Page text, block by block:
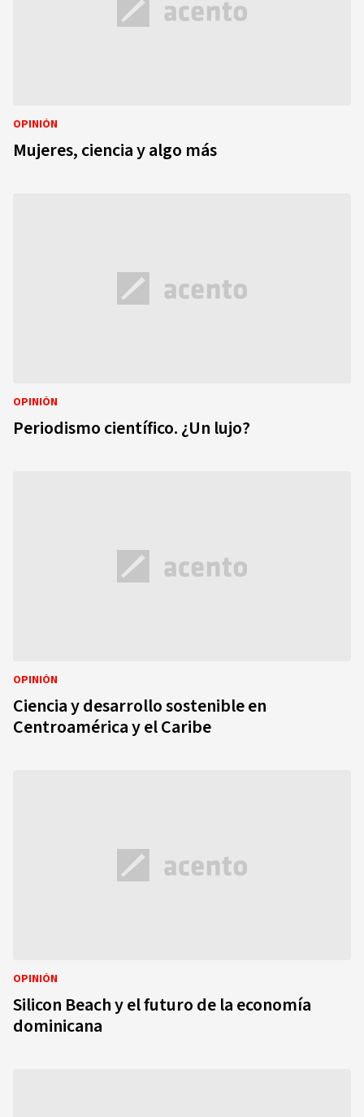
OPINIÓN
Mujeres, ciencia y algo más
OPINIÓN
Periodismo científico. ¿Un lujo?
OPINIÓN
Ciencia y desarrollo sostenible en
Centroamérica y el Caribe
OPINIÓN
Silicon Beach y el futuro de la economía
dominicana